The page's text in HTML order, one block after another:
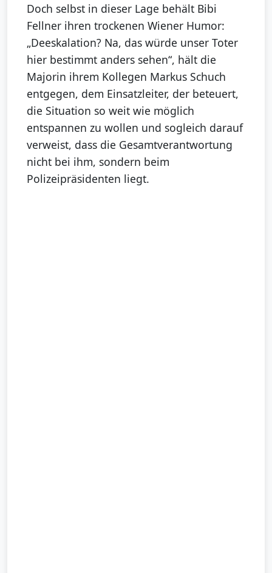
Doch selbst in dieser Lage behält Bibi
Fellner ihren trockenen Wiener Humor:
„Deeskalation? Na, das würde unser Toter
hier bestimmt anders sehen“, hält die
Majorin ihrem Kollegen Markus Schuch
entgegen, dem Einsatzleiter, der beteuert,
die Situation so weit wie möglich
entspannen zu wollen und sogleich darauf
verweist, dass die Gesamtverantwortung
nicht bei ihm, sondern beim
Polizeipräsidenten liegt.